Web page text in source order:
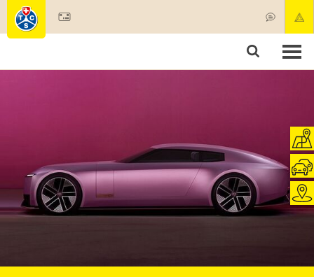
Societariato & prestazioni